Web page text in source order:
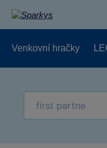
Venkovní hračky